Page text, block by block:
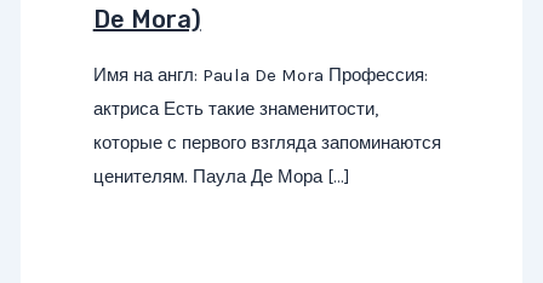
De Mora)
Имя на англ: Paula De Mora Профессия:
актриса Есть такие знаменитости,
которые с первого взгляда запоминаются
ценителям. Паула Де Мора […]